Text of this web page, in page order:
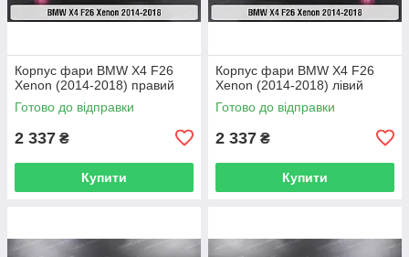
Корпус фари BMW X4 F26
Xenon (2014-2018) правий
Готово до відправки
2 337 ₴
Купити
Корпус фари BMW X4 F26
Xenon (2014-2018) лівий
Готово до відправки
2 337 ₴
Купити